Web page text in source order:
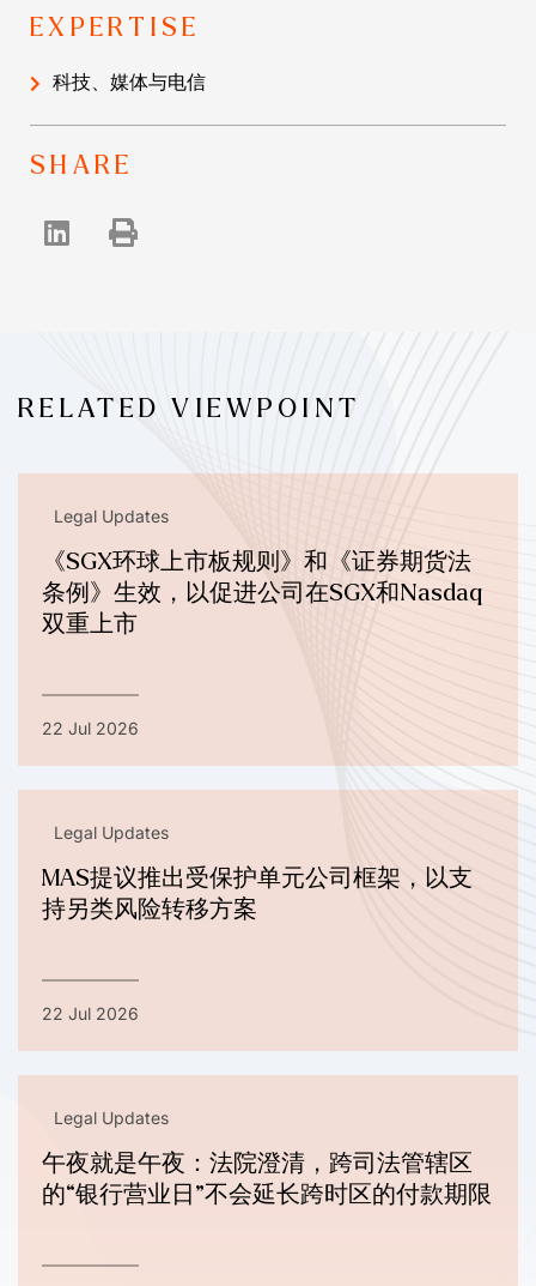
EXPERTISE
科技、媒体与电信
SHARE
RELATED VIEWPOINT
Legal Updates
《SGX环球上市板规则》和《证券期货法
条例》生效，以促进公司在SGX和Nasdaq
双重上市
22 Jul 2026
Legal Updates
MAS提议推出受保护单元公司框架，以支
持另类风险转移方案
22 Jul 2026
Legal Updates
午夜就是午夜：法院澄清，跨司法管辖区
的“银行营业日”不会延长跨时区的付款期限